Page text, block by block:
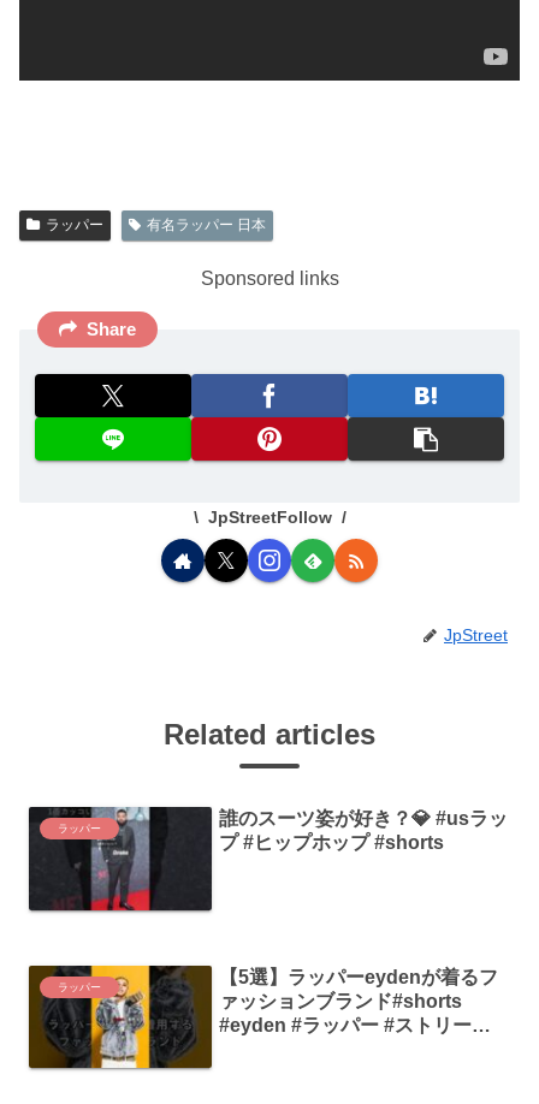
ラッパー 有名ラッパー 日本
Sponsored links
Share
JpStreetFollow
JpStreet
Related articles
ラッパー
誰のスーツ姿が好き？💎 #usラッ
プ #ヒップホップ #shorts
ラッパー
【5選】ラッパーeydenが着るフ
ァッションブランド#shorts
#eyden #ラッパー #ストリート